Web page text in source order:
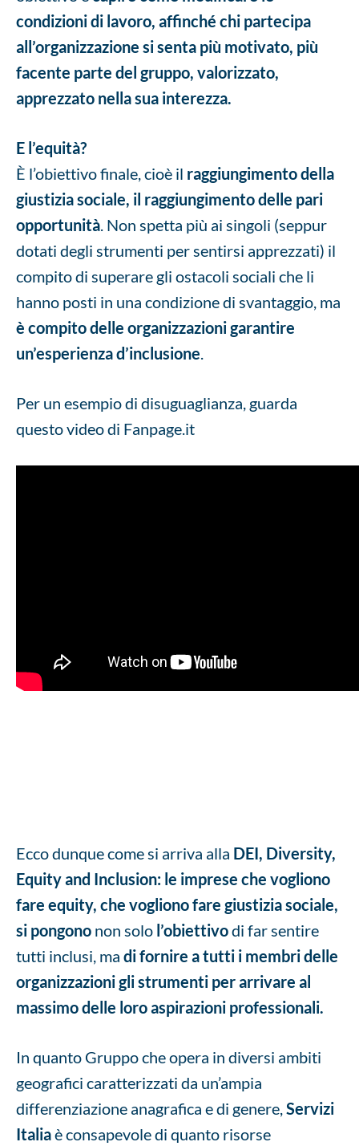
condizioni di lavoro, affinché chi partecipa
all’organizzazione si senta più motivato, più
facente parte del gruppo, valorizzato,
apprezzato nella sua interezza.
E l’equità?
È l’obiettivo finale, cioè il raggiungimento della
giustizia sociale, il raggiungimento delle pari
opportunità. Non spetta più ai singoli (seppur
dotati degli strumenti per sentirsi apprezzati) il
compito di superare gli ostacoli sociali che li
hanno posti in una condizione di svantaggio, ma
è compito delle organizzazioni garantire
un’esperienza d’inclusione.
Per un esempio di disuguaglianza, guarda
questo video di Fanpage.it
Ecco dunque come si arriva alla DEI, Diversity,
Equity and Inclusion: le imprese che vogliono
fare equity, che vogliono fare giustizia sociale,
si pongono non solo l’obiettivodi far sentire
tutti inclusi, ma di fornire a tutti i membri delle
organizzazioni gli strumenti per arrivare al
massimo delle loro aspirazioni professionali.
In quanto Gruppo che opera in diversi ambiti
geografici caratterizzati da un’ampia
differenziazione anagrafica e di genere,Servizi
Italiaè consapevole di quanto risorse